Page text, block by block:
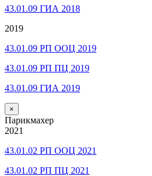
43.01.09 ГИА 2018
2019
43.01.09 РП ООЦ 2019
43.01.09 РП ПЦ 2019
43.01.09 ГИА 2019
×
Парикмахер
2021
43.01.02 РП ООЦ 2021
43.01.02 РП ПЦ 2021